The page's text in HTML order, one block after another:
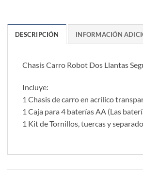
DESCRIPCIÓN INFORMACIÓN
Chasis Carro Robot Dos Llantas
Incluye:
1 Chasis de carro en acrílico
1 Caja para 4 baterías AA (Las
1 Kit de Tornillos, tuercas y